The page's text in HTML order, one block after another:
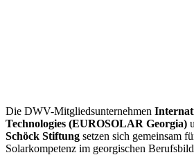
Die DWV-Mitgliedsunternehmen
Technologies (EUROSOLAR Georgia)
Schöck Stiftung setzen sich gemeinsam
Solarkompetenz im georgischen